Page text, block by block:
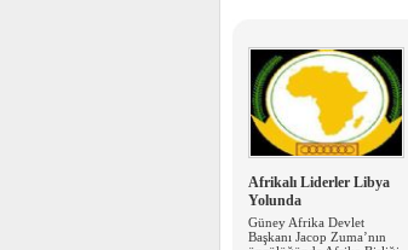
Afrikalı Liderler Libya
Yolunda
Güney Afrika Devlet
Başkanı Jacop Zuma’nın